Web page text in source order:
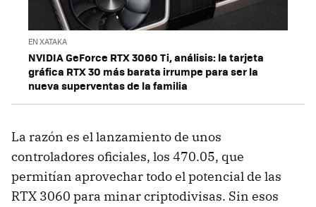
EN XATAKA
NVIDIA GeForce RTX 3060 Ti, análisis: la tarjeta
gráfica RTX 30 más barata irrumpe para ser la
nueva superventas de la familia
La razón es el lanzamiento de unos
controladores oficiales, los 470.05, que
permitían aprovechar todo el potencial de las
RTX 3060 para minar criptodivisas. Sin esos